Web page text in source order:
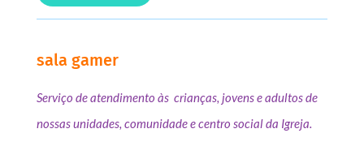
sala gamer
Serviço de atendimento às crianças, jovens e adultos de
nossas unidades, comunidade e centro social da Igreja.